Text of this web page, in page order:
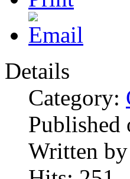
Details
Category:
Published
Written